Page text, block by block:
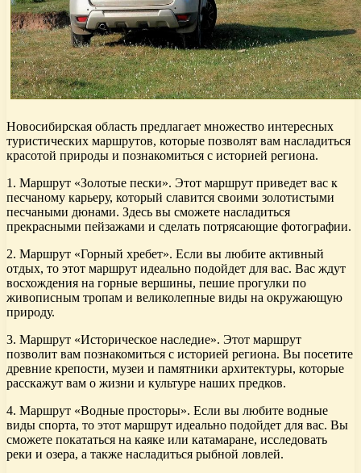
Новосибирская область предлагает множество интересных
туристических маршрутов, которые позволят вам насладиться
красотой природы и познакомиться с историей региона.
1. Маршрут «Золотые пески». Этот маршрут приведет вас к
песчаному карьеру, который славится своими золотистыми
песчаными дюнами. Здесь вы сможете насладиться
прекрасными пейзажами и сделать потрясающие фотографии.
2. Маршрут «Горный хребет». Если вы любите активный
отдых, то этот маршрут идеально подойдет для вас. Вас ждут
восхождения на горные вершины, пешие прогулки по
живописным тропам и великолепные виды на окружающую
природу.
3. Маршрут «Историческое наследие». Этот маршрут
позволит вам познакомиться с историей региона. Вы посетите
древние крепости, музеи и памятники архитектуры, которые
расскажут вам о жизни и культуре наших предков.
4. Маршрут «Водные просторы». Если вы любите водные
виды спорта, то этот маршрут идеально подойдет для вас. Вы
сможете покататься на каяке или катамаране, исследовать
реки и озера, а также насладиться рыбной ловлей.